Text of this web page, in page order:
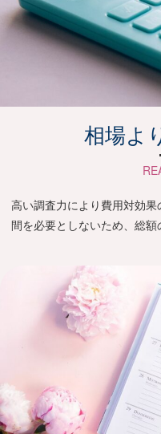
相場よ
高い調査力により費用対効
間を必要としないため、総額